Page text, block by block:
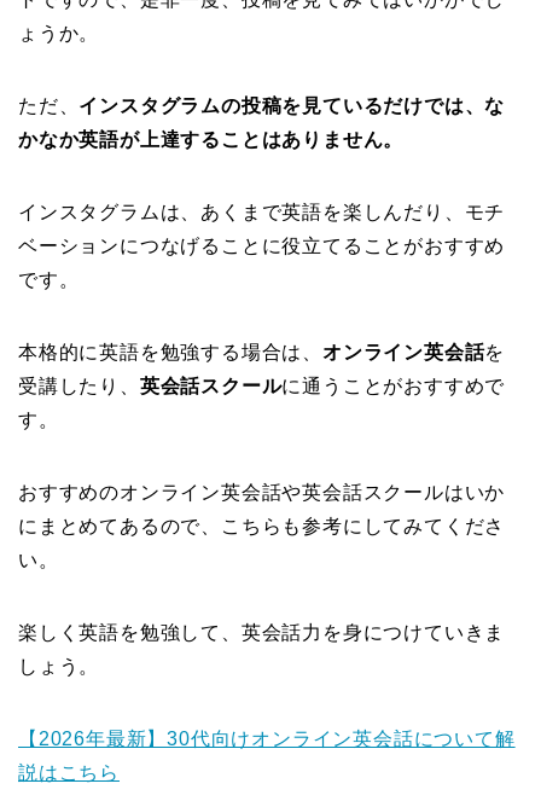
ょうか。
ただ、 インスタグラムの投稿を見ているだけでは、な
かなか英語が上達することはありません。
インスタグラムは、あくまで英語を楽しんだり、モチ
ベーションにつなげることに役立てることがおすすめ
です。
本格的に英語を勉強する場合は、 オンライン英会話を
受講したり、 英会話スクールに通うことがおすすめで
す。
おすすめのオンライン英会話や英会話スクールはいか
にまとめてあるので、こちらも参考にしてみてくださ
い。
楽しく英語を勉強して、英会話力を身につけていきま
しょう。
【2026年最新】30代向けオンライン英会話について解
説はこちら